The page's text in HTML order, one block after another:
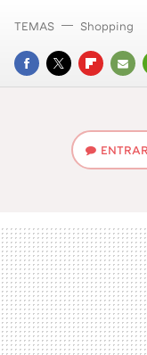
FACEBOOK
TWITTERFLIPBOARD
E-
TEMAS Shopping